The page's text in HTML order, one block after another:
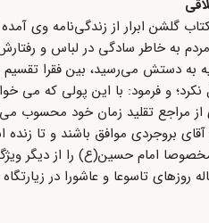
گلشن ابرار از زندگی‌نامه وی
به دستش می‌رسید، بین فقرا تقسیم
نکرد؛ و فرمود: با این پولی که
مراجع تقلید زمان خود محسوب
آقای بروجردی موافق باشند و تا
امام حسین(ع) را از دیگر
روزهای تاسوعا و عاشورا در